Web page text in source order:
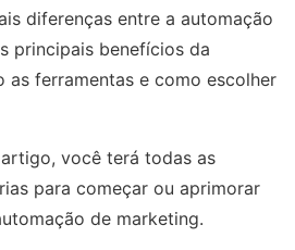
diferenças entre a automação
principais benefícios da
as ferramentas e como escolher
você terá todas as
para começar ou aprimorar
de marketing.